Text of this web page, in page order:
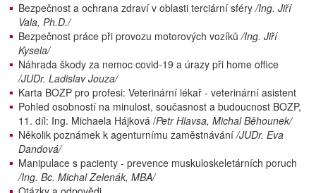
Bezpečnost a ochrana zdraví v oblasti terciární sféry/Ing. Jiří
Vala, Ph.D./
Bezpečnost práce při provozu motorových vozíků/Ing. Jiří
Kysela/
Náhrada škody za nemoc covid-19 a úrazy při home office
/JUDr. Ladislav Jouza/
Karta BOZP pro profesi: Veterinární lékař - veterinární asistent
Pohled osobností na minulost, současnost a budoucnost BOZP,
11. díl: Ing. Michaela Hájková /Petr Hlavsa, Michal Běhounek/
Několik poznámek k agenturnímu zaměstnávání/JUDr. Eva
Dandová/
Manipulace s pacienty - prevence muskuloskeletárních poruch
/Ing. Bc. Michal Zelenák, MBA/